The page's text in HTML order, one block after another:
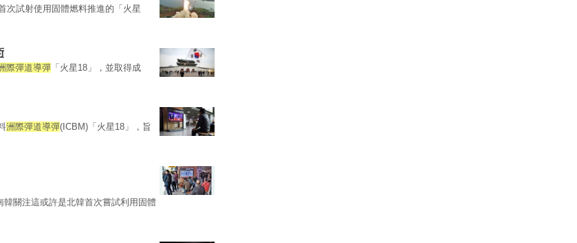
次試射使用固體燃料推進的「火星
際彈道導彈 「火星18」，並取得成
洲際彈道導彈(ICBM)「火星18」，旨
韓關注這或許是北韓首次嘗試利用固體